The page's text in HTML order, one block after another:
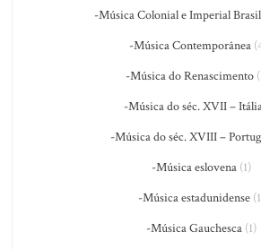
-Música Colonial e Imperial
-Música Contemporânea
-Música do Renascimento
-Música do séc. XVII –
-Música do séc. XVIII –
-Música eslovena(1)
-Música estadunidense
-Música Gauchesca(1)